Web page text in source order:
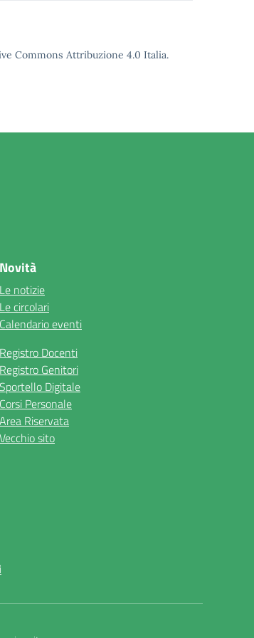
Commons Attribuzione 4.0 Italia.
Novità
Le notizie
Le circolari
Calendario eventi
Registro Docenti
Registro Genitori
Sportello Digitale
Corsi Personale
Area Riservata
Vecchio sito